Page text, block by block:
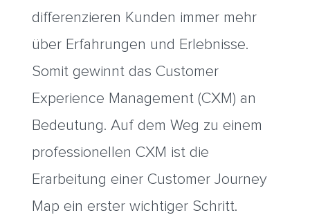
differenzieren Kunden immer mehr
über Erfahrungen und Erlebnisse.
Somit gewinnt das Customer
Experience Management (CXM) an
Bedeutung. Auf dem Weg zu einem
professionellen CXM ist die
Erarbeitung einer Customer Journey
Map ein erster wichtiger Schritt.